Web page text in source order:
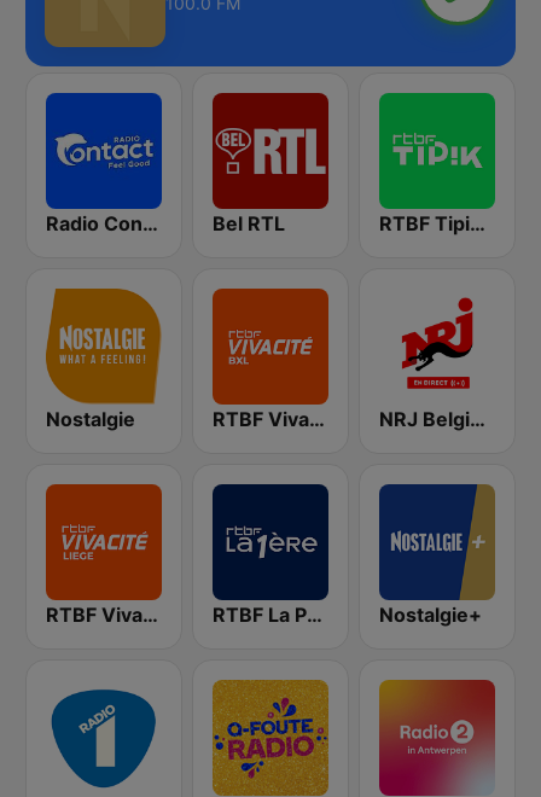
Radio Contact Bel RTL RTBF Tipik FM
Nostalgie RTBF VivaCité Bruxelles NRJ Belgique
RTBF VivaCité Liège RTBF La Première Nostalgie+